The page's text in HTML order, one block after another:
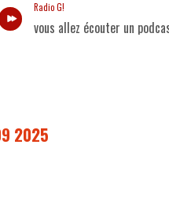
Radio G!
vous allez écouter un
2025